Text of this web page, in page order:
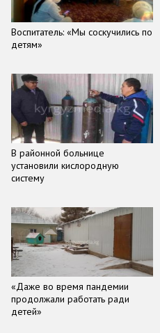
Воспитатель: «Мы соскучились по
детям»
В районной больнице
установили кислородную
систему
«Даже во время пандемии
продолжали работать ради
детей»